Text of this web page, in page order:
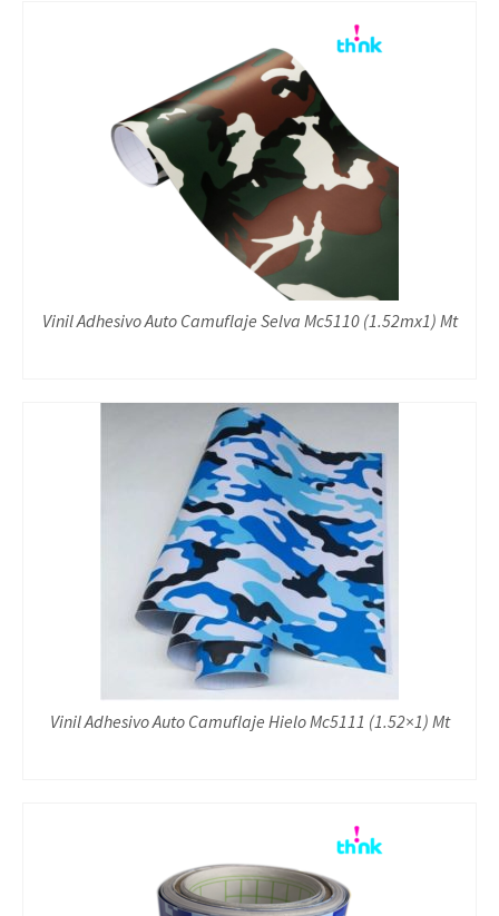
Vinil Adhesivo Auto Camuflaje Selva Mc5110 (1.52mx1) Mt
Vinil Adhesivo Auto Camuflaje Hielo Mc5111 (1.52×1) Mt